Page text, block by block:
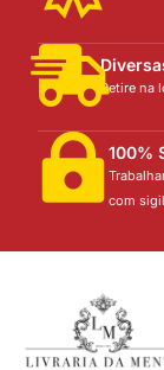
Retire na
100%
com